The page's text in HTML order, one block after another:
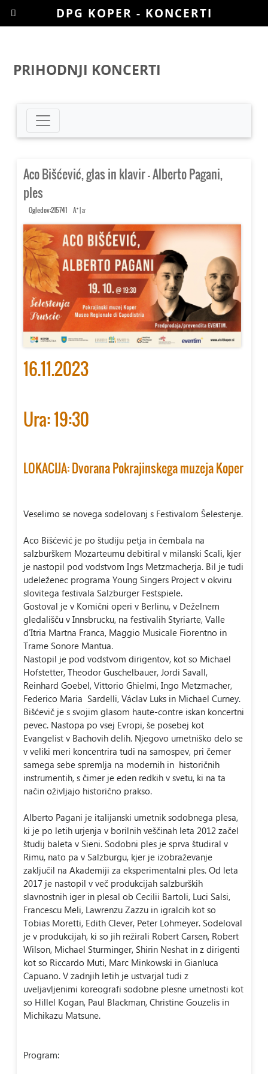
PRIHODNJI KONCERTI
Aco Bišćević, glas in klavir – Alberto Pagani,
ples
Ogledov:215741A+|a-
16.11.2023
Ura: 19:30
LOKACIJA: Dvorana Pokrajinskega muzeja Koper
Veselimo se novega sodelovanj s Festivalom Šelestenje.
Aco Bišćević je po študiju petja in čembala na
salzburškem Mozarteumu debitiral v milanski Scali, kjer
je nastopil pod vodstvom Ings Metzmacherja. Bil je tudi
udeleženec programa Young Singers Project v okviru
slovitega festivala Salzburger Festspiele.
Gostoval je v Komični operi v Berlinu, v Deželnem
gledališču v Innsbrucku, na festivalih Styriarte, Valle
d'Itria Martna Franca, Maggio Musicale Fiorentno in
Trame Sonore Mantua.
Nastopil je pod vodstvom dirigentov, kot so Michael
Hofstetter, Theodor Guschelbauer, Jordi Savall,
Reinhard Goebel, Vittorio Ghielmi, Ingo Metzmacher,
Federico Maria Sardelli, Václav Luks in Michael Curney.
Bišćevič je s svojim glasom haute-contre iskan koncertni
pevec. Nastopa po vsej Evropi, še posebej kot
Evangelist v Bachovih delih. Njegovo umetniško delo se
v veliki meri koncentrira tudi na samospev, pri čemer
samega sebe spremlja na modernih in historičnih
instrumentih, s čimer je eden redkih v svetu, ki na ta
način oživljajo historično prakso.
Alberto Pagani je italijanski umetnik sodobnega plesa,
ki je po letih urjenja v borilnih veščinah leta 2012 začel
študij baleta v Sieni. Sodobni ples je sprva študiral v
Rimu, nato pa v Salzburgu, kjer je izobraževanje
zaključil na Akademiji za eksperimentalni ples. Od leta
2017 je nastopil v več produkcijah salzburških
slavnostnih iger in plesal ob Cecilii Bartoli, Luci Salsi,
Francescu Meli, Lawrenzu Zazzu in igralcih kot so
Tobias Moretti, Edith Clever, Peter Lohmeyer. Sodeloval
je v produkcijah, ki so jih režirali Robert Carsen, Robert
Wilson, Michael Sturminger, Shirin Neshat in z dirigenti
kot so Riccardo Muti, Marc Minkowski in Gianluca
Capuano. V zadnjih letih je ustvarjal tudi z
uveljavljenimi koreografi sodobne plesne umetnosti kot
so Hillel Kogan, Paul Blackman, Christine Gouzelis in
Michikazu Matsune.
Program:
DPG KOPER - KONCERTI